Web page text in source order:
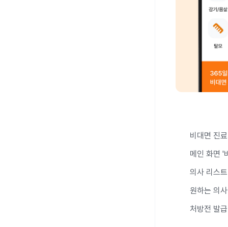
비대면 진
메인 화면 '
의사 리스
원하는 의
처방전 발